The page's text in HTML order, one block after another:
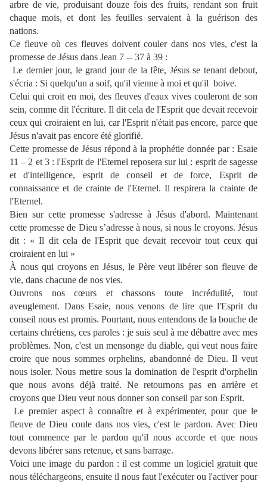
arbre de vie, produisant douze fois des fruits, rendant son fruit
chaque mois, et dont les feuilles servaient à la guérison des
nations.
Ce fleuve où ces fleuves doivent couler dans nos vies, c'est la
promesse de Jésus dans Jean 7 -- 37 à 39 :
Le dernier jour, le grand jour de la fête, Jésus se tenant debout,
s'écria : Si quelqu'un a soif, qu'il vienne à moi et qu'il boive.
Celui qui croit en moi, des fleuves d'eaux vives couleront de son
sein, comme dit l'écriture. Il dit cela de l'Esprit que devait recevoir
ceux qui croiraient en lui, car l'Esprit n'était pas encore, parce que
Jésus n'avait pas encore été glorifié.
Cette promesse de Jésus répond à la prophétie donnée par : Esaie
11 – 2 et 3 : l'Esprit de l'Eternel reposera sur lui : esprit de sagesse
et d'intelligence, esprit de conseil et de force, Esprit de
connaissance et de crainte de l'Eternel. Il respirera la crainte de
l'Eternel.
Bien sur cette promesse s'adresse à Jésus d'abord. Maintenant
cette promesse de Dieu s’adresse à nous, si nous le croyons. Jésus
dit : « Il dit cela de l'Esprit que devait recevoir tout ceux qui
croiraient en lui »
À nous qui croyons en Jésus, le Père veut libérer son fleuve de
vie, dans chacune de nos vies.
Ouvrons nos cœurs et chassons toute incrédulité, tout
aveuglement. Dans Esaie, nous venons de lire que l'Esprit du
conseil nous est promis. Pourtant, nous entendons de la bouche de
certains chrétiens, ces paroles : je suis seul à me débattre avec mes
problèmes. Non, c'est un mensonge du diable, qui veut nous faire
croire que nous sommes orphelins, abandonné de Dieu. Il veut
nous isoler. Nous mettre sous la domination de l'esprit d'orphelin
que nous avons déjà traité. Ne retournons pas en arrière et
croyons que Dieu veut nous donner son conseil par son Esprit.
Le premier aspect à connaître et à expérimenter, pour que le
fleuve de Dieu coule dans nos vies, c'est le pardon. Avec Dieu
tout commence par le pardon qu'il nous accorde et que nous
devons libérer sans retenue, et sans barrage.
Voici une image du pardon : il est comme un logiciel gratuit que
nous téléchargeons, ensuite il nous faut l'exécuter ou l'activer pour